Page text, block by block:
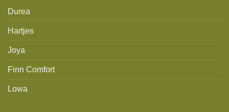
Durea
Hartjes
Joya
Finn Comfort
Lowa